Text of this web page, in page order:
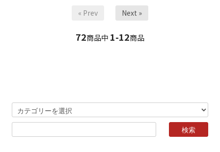
« Prev Next »
72商品中 1-12商品